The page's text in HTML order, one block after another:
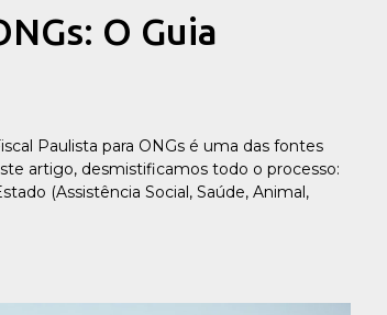
O Guia
Paulista para ONGs é uma das fontes
artigo, desmistificamos todo o processo:
(Assistência Social, Saúde, Animal,